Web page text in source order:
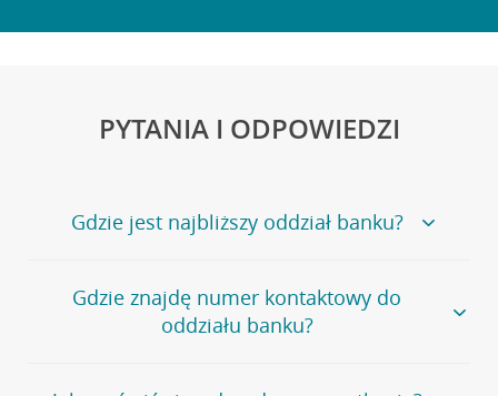
PYTANIA I ODPOWIEDZI
Gdzie jest najbliższy oddział banku?
Jeśli szukasz oddziału naszego banku, zapraszamy na
stronęPlacówki i bankomaty, na której znajduje się
wygodna wyszukiwarka.
oddziałów
Gdzie znajdę numer kontaktowy do
oddziału banku?
Bank Credit Agricole nie udostępnia ogólnego numeru